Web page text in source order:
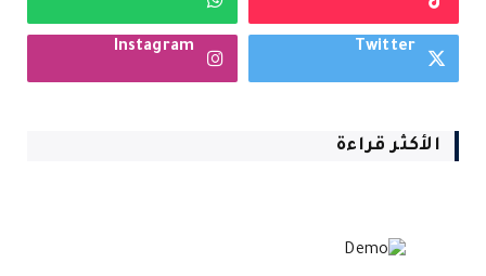
Twitter
Instagram
الأكثر قراءة